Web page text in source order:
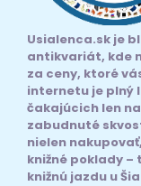
Usialenca.sk je
antikvariát, kde
za ceny, ktoré
internetu je plný
čakajúcich len
zabudnuté
nielen
knižné poklady
knižnú jazdu u